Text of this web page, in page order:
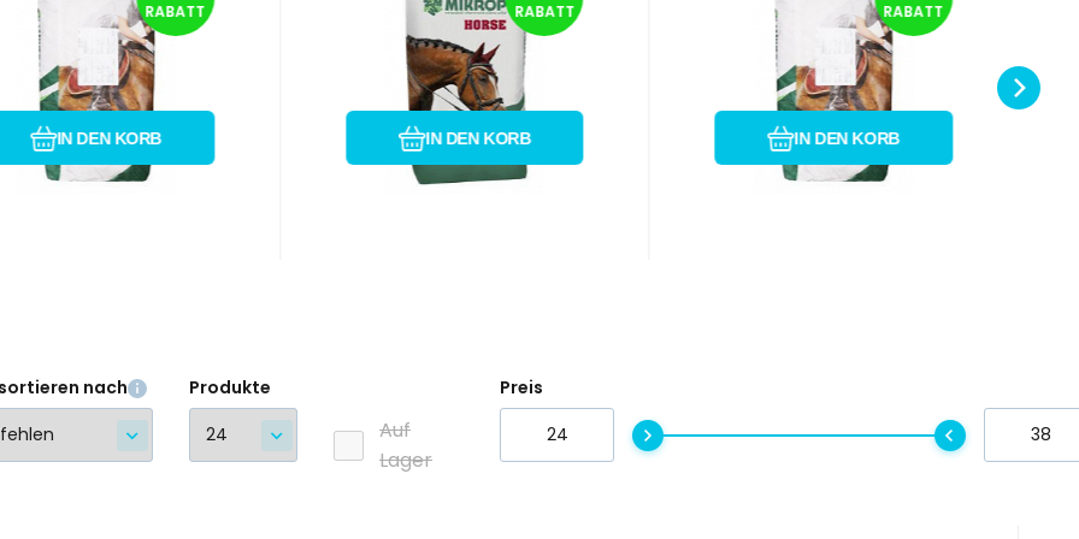
RABATT
20kg
IN DEN KORB
Favorit
Vergleichen Sie
számára a
időszakban. A
stabilizált rizskorp
RABATT
20kg
IN DEN KORB
Favorit
Vergleichen Sie
Kiegészítő
takarmánykeverék lovak
számára pihenőidőszakban
és enyhe terhelés alatt, a
felhasznált al
RABATT
20kg
IN DEN KORB
Favorit
Vergleichen Sie
Kiegészítő
takarmánykeverék
sportlovak számára a
felkészülési időszakban. A
táp stabilizált rizskorp
nach Produkte
Auf
Lager
Preis